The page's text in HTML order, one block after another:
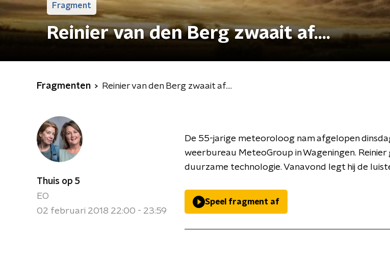
Fragment
Reinier van den Berg zwaait af....
Fragmenten Reinier van den Berg zwaait af....
Thuis op 5
EO
02 februari 2018 22:00 - 23:59
De 55-jarige meteoroloog nam afgelopen
weerbureau MeteoGroup in Wageningen.
duurzame technologie. Vanavond legt hij de
Speel fragment af